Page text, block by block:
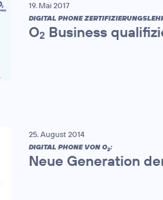
19. Mai 2017
DIGITAL PHONE
O2 Business
25. August 2014
DIGITAL PHONE VON O2:
Neue Generation